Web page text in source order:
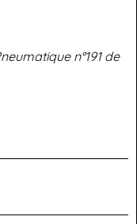
n°191 de